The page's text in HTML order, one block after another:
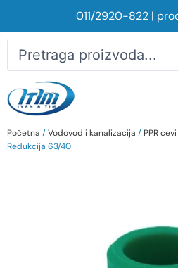
011/2920-822|
Početna /Vodovod i kanalizacija / PPR
Redukcija 63/40